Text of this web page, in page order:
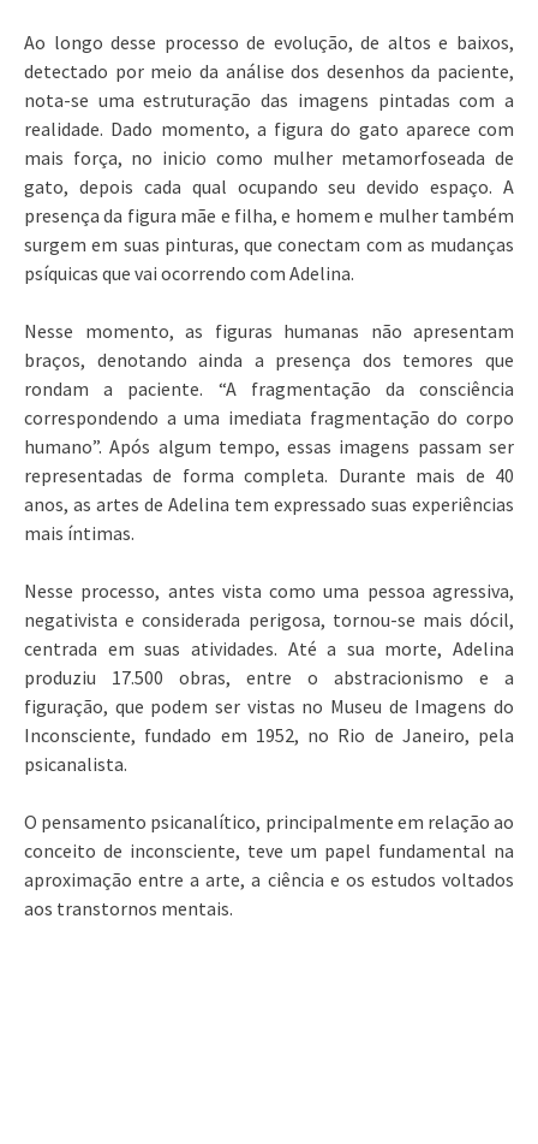
Ao longo desse processo de evolução, de altos e baixos,
detectado por meio da análise dos desenhos da paciente,
nota-se uma estruturação das imagens pintadas com a
realidade. Dado momento, a figura do gato aparece com
mais força, no inicio como mulher metamorfoseada de
gato, depois cada qual ocupando seu devido espaço. A
presença da figura mãe e filha, e homem e mulher também
surgem em suas pinturas, que conectam com as mudanças
psíquicas que vai ocorrendo com Adelina.
Nesse momento, as figuras humanas não apresentam
braços, denotando ainda a presença dos temores que
rondam a paciente. “A fragmentação da consciência
correspondendo a uma imediata fragmentação do corpo
humano”. Após algum tempo, essas imagens passam ser
representadas de forma completa. Durante mais de 40
anos, as artes de Adelina tem expressado suas experiências
mais íntimas.
Nesse processo, antes vista como uma pessoa agressiva,
negativista e considerada perigosa, tornou-se mais dócil,
centrada em suas atividades. Até a sua morte, Adelina
produziu 17.500 obras, entre o abstracionismo e a
figuração, que podem ser vistas no Museu de Imagens do
Inconsciente, fundado em 1952, no Rio de Janeiro, pela
psicanalista.
O pensamento psicanalítico, principalmente em relação ao
conceito de inconsciente, teve um papel fundamental na
aproximação entre a arte, a ciência e os estudos voltados
aos transtornos mentais.